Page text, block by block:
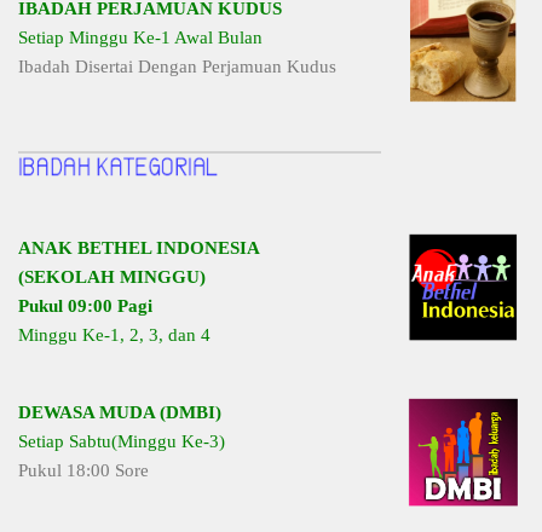
IBADAH PERJAMUAN KUDUS
Setiap Minggu Ke-1 Awal Bulan
Ibadah Disertai Dengan Perjamuan Kudus
ANAK BETHEL INDONESIA
(SEKOLAH MINGGU)
Pukul 09:00 Pagi
Minggu Ke-1, 2, 3, dan 4
DEWASA MUDA (DMBI)
Setiap Sabtu(Minggu Ke-3)
Pukul 18:00 Sore